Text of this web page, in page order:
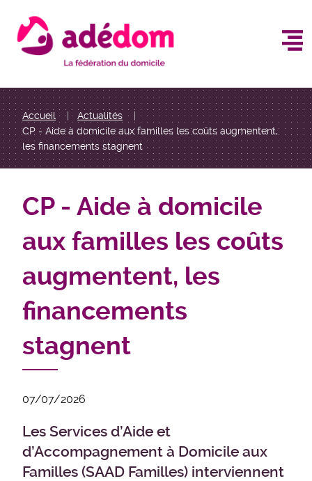
contenu
You
are
here
Accueil
Actualités
CP - Aide à domicile aux familles les coûts augmentent,
les financements stagnent
CP - Aide à domicile
aux familles les coûts
augmentent, les
financements
stagnent
07/07/2026
Les Services d’Aide et
d’Accompagnement à Domicile aux
Familles (SAAD Familles) interviennent